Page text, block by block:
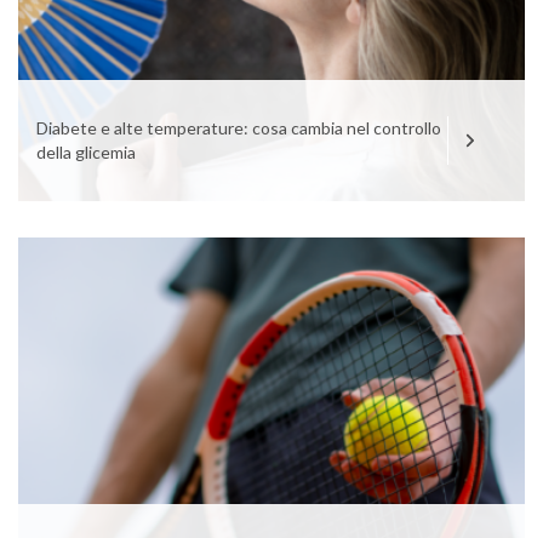
Diabete e alte temperature: cosa cambia nel controllo
della glicemia